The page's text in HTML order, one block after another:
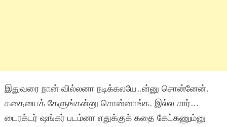
இதுவரை நான் வில்லனா நடிக்கலயே..ன்னு சொன்னேன்.
கதையைக் கேளுங்கன்னு சொன்னாங்க. இல்ல சார்…
டைரக்டர் ஷங்கர் படம்னா எதுக்குக் கதை கேட்கணும்னு